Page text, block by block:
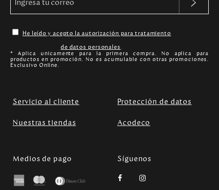
He leído y acepto la autorización para tratamiento
de datos personales.
* Aplica unicamente para la primera compra. No aplica para
productos en promoción. No es acumulable con otras promociones.
Exclusivo Online.
Servicio al cliente Protección de datos
Nuestras tiendas Acodeco
Medios de pago Síguenos